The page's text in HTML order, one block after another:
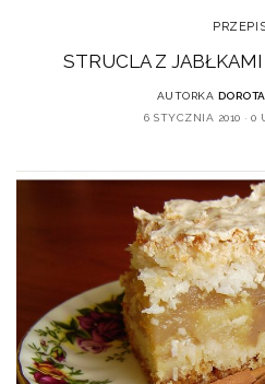
STRUCLA Z JABŁKAMI
AUTORKA
6 STYCZNIA 2010
0